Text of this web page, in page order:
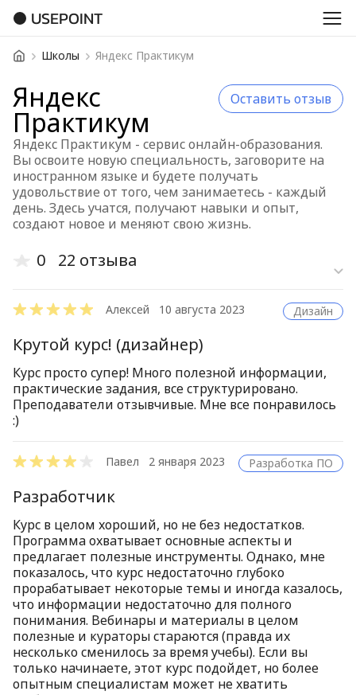
USEPOINT
Школы Яндекс Практикум
Яндекс
Практикум
Яндекс Практикум - сервис онлайн-образования.
Вы освоите новую специальность, заговорите на
иностранном языке и будете получать
удовольствие от того, чем занимаетесь - каждый
день. Здесь учатся, получают навыки и опыт,
создают новое и меняют свою жизнь.
0 22 отзыва
Новые
Сначала
Алексей 10 августа 2023 Дизайн
Крутой курс! (дизайнер)
Курс просто супер! Много полезной информации,
практические задания, все структурировано.
Преподаватели отзывчивые. Мне все понравилось
:)
Павел 2 января 2023 Разработка ПО
Разработчик
Курс в целом хороший, но не без недостатков.
Программа охватывает основные аспекты и
предлагает полезные инструменты. Однако, мне
показалось, что курс недостаточно глубоко
прорабатывает некоторые темы и иногда казалось,
что информации недостаточно для полного
понимания. Вебинары и материалы в целом
полезные и кураторы стараются (правда их
несколько сменилось за время учебы). Если вы
только начинаете, этот курс подойдет, но более
опытным специалистам может не хватить
Оставить отзыв